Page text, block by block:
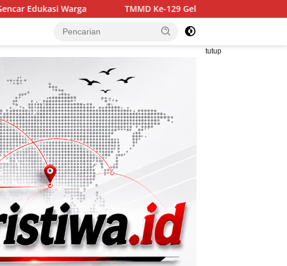
TMMD Ke-129 Gelar Penyuluhan Wasbang dan Hukum,
tutup